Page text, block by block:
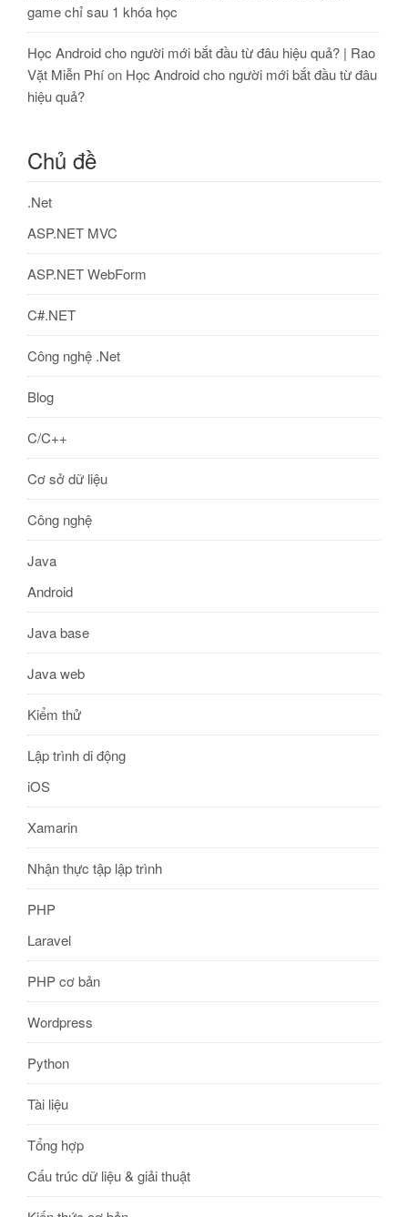
game chỉ sau 1 khóa học
Học Android cho người mới bắt đầu từ đâu hiệu quả? | Rao
Vặt Miễn Phíon Học Android cho người mới bắt đầu từ đâu
hiệu quả?
Chủ đề
.Net
ASP.NET MVC
ASP.NET WebForm
C#.NET
Công nghệ .Net
Blog
C/C++
Cơ sở dữ liệu
Công nghệ
Java
Android
Java base
Java web
Kiểm thử
Lập trình di động
iOS
Xamarin
Nhận thực tập lập trình
PHP
Laravel
PHP cơ bản
Wordpress
Python
Tài liệu
Tổng hợp
Cấu trúc dữ liệu & giải thuật